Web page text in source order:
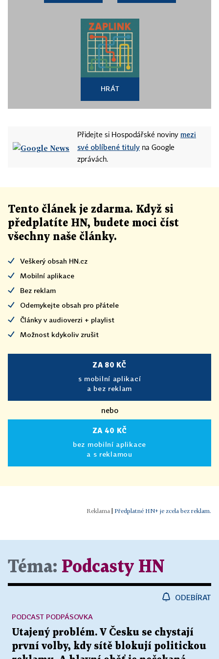
HRÁT
Přidejte si Hospodářské noviny mezi
své oblíbené tituly na Google
zprávách.
Tento článek je zdarma. Když si
předplatíte HN, budete moci číst
všechny naše články.
Veškerý obsah HN.cz
Mobilní aplikace
Bez reklam
Odemykejte obsah pro přátele
Články v audioverzi + playlist
Možnost kdykoliv zrušit
ZA 80 KČ
s mobilní aplikací
a bez reklam
nebo
ZA 40 KČ
bez mobilní aplikace
a s reklamou
Předplatné HN+ je zcela bez reklam.
Téma: Podcasty HN
ODEBÍRAT
Utajený problém. V Česku se chystají
první volby, kdy sítě blokují politickou
PODCAST PODPÁSOVKA